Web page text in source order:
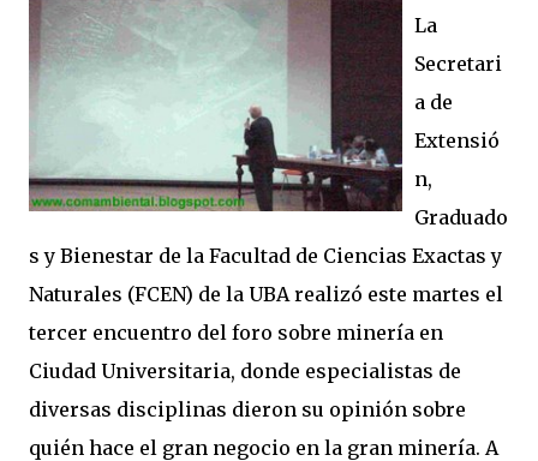
La
Secretari
a de
Extensió
n,
Graduado
s y Bienestar de la Facultad de Ciencias Exactas y
Naturales (FCEN) de la UBA realizó este martes el
tercer encuentro del foro sobre minería en
Ciudad Universitaria, donde especialistas de
diversas disciplinas dieron su opinión sobre
quién hace el gran negocio en la gran minería. A